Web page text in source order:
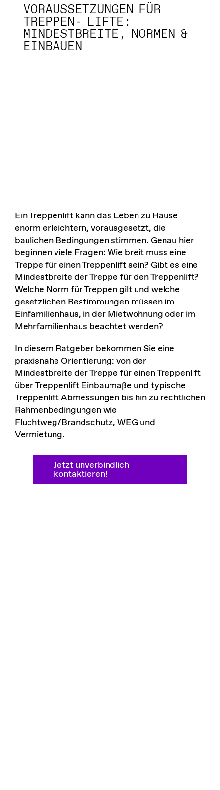
VORAUSSETZUNGEN FÜR
TREPPEN- LIFTE:
MINDESTBREITE, NORMEN &
EINBAUEN
Ein Treppenlift kann das Leben zu Hause
enorm erleichtern, vorausgesetzt, die
baulichen Bedingungen stimmen. Genau hier
beginnen viele Fragen: Wie breit muss eine
Treppe für einen Treppenlift sein? Gibt es eine
Mindestbreite der Treppe für den Treppenlift?
Welche Norm für Treppen gilt und welche
gesetzlichen Bestimmungen müssen im
Einfamilienhaus, in der Mietwohnung oder im
Mehrfamilienhaus beachtet werden?
In diesem Ratgeber bekommen Sie eine
praxisnahe Orientierung: von der
Mindestbreite der Treppe für einen Treppenlift
über Treppenlift Einbaumaße und typische
Treppenlift Abmessungen bis hin zu rechtlichen
Rahmenbedingungen wie
Fluchtweg/Brandschutz, WEG und
Vermietung.
Jetzt unverbindlich
kontaktieren!